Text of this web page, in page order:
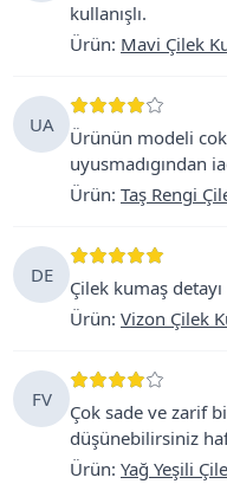
kullanışlı.
Ürün: Mavi Çilek
UA
Ürünün modeli
uyusmadıgından
Ürün: Taş Rengi
DE
Çilek kumaş
Ürün: Vizon Çilek
FV
Çok sade ve zarif
düşünebilirsiniz
Ürün: Yağ Yeşili